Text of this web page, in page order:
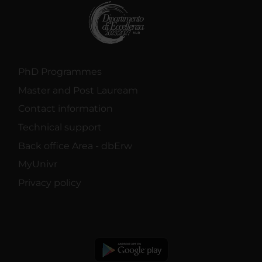
PhD Programmes
Master and Post Lauream
Contact information
Technical support
Back office Area - dbErw
MyUnivr
Privacy policy